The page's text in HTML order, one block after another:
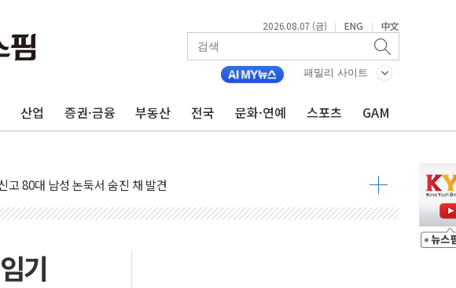
2026.08.07 (금) | ENG | 中文
패밀리 사이트
산업 증권·금융 부동산 전국 문화·연예 스포츠 GAM
럼프 측에 200만 달러 건넨 韓기업 조사… "관세 무마용 뇌물 의혹"
고 80대 남성 논둑서 숨진 채 발견
중국과 통신"...美보안기업, 중국제 공유기서 '백도어' 발견
참석하는 한병도
년 연속 MDRT 회원 수 세계 1위…국내 회원 34% 증가
기